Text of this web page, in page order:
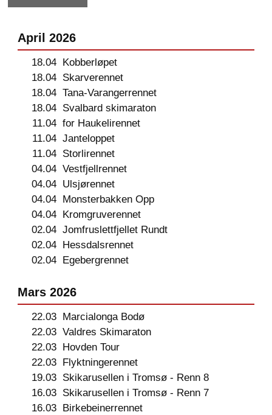
April 2026
18.04
Kobberløpet
18.04 Skarverennet
18.04 Tana-Varangerrennet
18.04 Svalbard skimaraton
11.04 for Haukelirennet
11.04 Janteloppet
11.04 Storlirennet
04.04 Vestfjellrennet
04.04 Ulsjørennet
04.04
Monsterbakken Opp
04.04
Kromgruverennet
02.04 Jomfruslettfjellet Rundt
02.04
Hessdalsrennet
02.04
Egebergrennet
Mars 2026
22.03
Marcialonga Bodø
22.03 Valdres Skimaraton
22.03
Hovden Tour
22.03
Flyktningerennet
19.03 Skikarusellen i Tromsø - Renn 8
16.03 Skikarusellen i Tromsø - Renn 7
16.03
Birkebeinerrennet